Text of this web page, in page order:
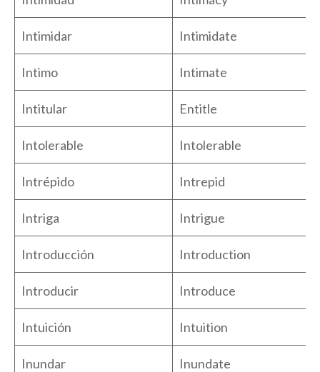
Intimidar Intimidate
Intimo Intimate
Intitular Entitle
Intolerable Intolerable
Intrépido Intrepid
Intriga Intrigue
Introducción Introduction
Introducir Introduce
Intuición Intuition
Inundar Inundate